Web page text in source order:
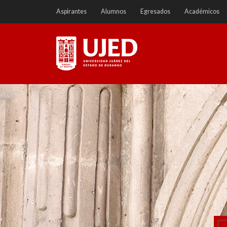
a
Aspirantes Alumnos Egresados Académicos
Universidad Juárez del
Estado de Durango